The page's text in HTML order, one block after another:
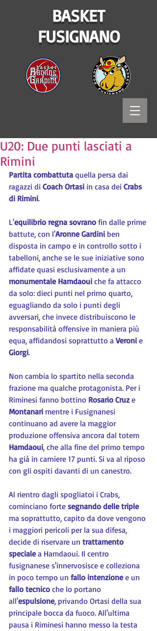
BASKET
FUSIGNANO
U20: Due punti lasciati a
Rimini
Partita combattuta quella persa dai
ragazzi di Coach Ortasi in casa dei Crabs
di Rimini.
L'equilibrio regna sovrano fin dalle prime
battute, con l'Aronne Gardini ben
disposta in campo e in controllo sotto i
tabelloni, anche se le sue iniziative sono
affidate quasi esclusivamente a un
monumentale Hamdaoui che fa attacco
da solo: dieci punti nel primo quarto,
eguagliando da solo i punti degli
avversari, che invece distribuiscono le
responsabilità offensive in maniera più
equa, affidandosi soprattutto a Veroni e
Giorgi.
Non cambia lo spartito nella seconda
frazione ma qualche protagonista. Per i
Riminesi fanno bottino Rosario Cruz e
Montanari mentre i Fusignanesi
continuano ad avere la maggior
produzione offensiva ancora dal totem
Hamdaoui, che alla fine del primo tempo
ha già in carniere 17 punti. Si va al riposo
con gli ospiti davanti di un canestro.
Al rientro dagli spogliatoi i Crabs,
cominciano forte segnando delle triple
ma soprattutto, capito da dove vengono
i maggiori pericoli per la sua difesa,
decide di riservare un trattamento
speciale a Hamdaoui. Il centro
fusignanese s'innervosisce e colleziona
in poco tempo un fallo intenzione e un
fallo tecnico che lo portano
all'espulsione, privando Ortasi della sua
principale bocca da fuoco. All'ultima
pausa i Riminesi hanno messo la testa